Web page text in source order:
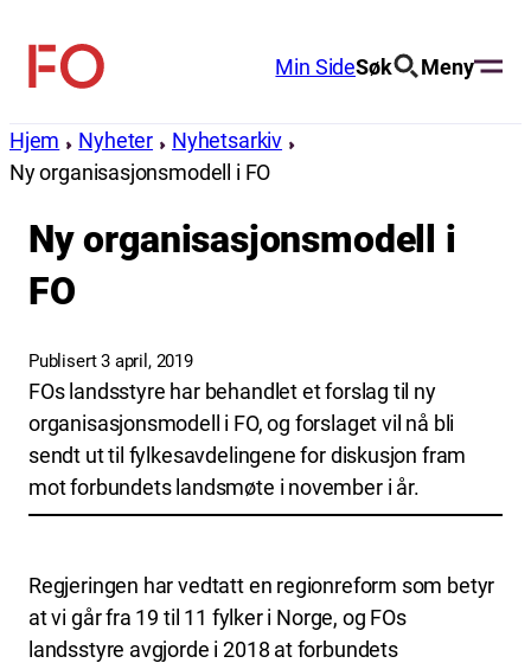
innhold
FO
Min SideSøk Meny
Hjem Nyheter
Nyhetsarkiv
Ny organisasjonsmodell i FO
Ny organisasjonsmodell i
FO
Publisert 3 april, 2019
FOs landsstyre har behandlet et forslag til ny
organisasjonsmodell i FO, og forslaget vil nå bli
sendt ut til fylkesavdelingene for diskusjon fram
mot forbundets landsmøte i november i år.
Regjeringen har vedtatt en regionreform som betyr
at vi går fra 19 til 11 fylker i Norge, og FOs
landsstyre avgjorde i 2018 at forbundets